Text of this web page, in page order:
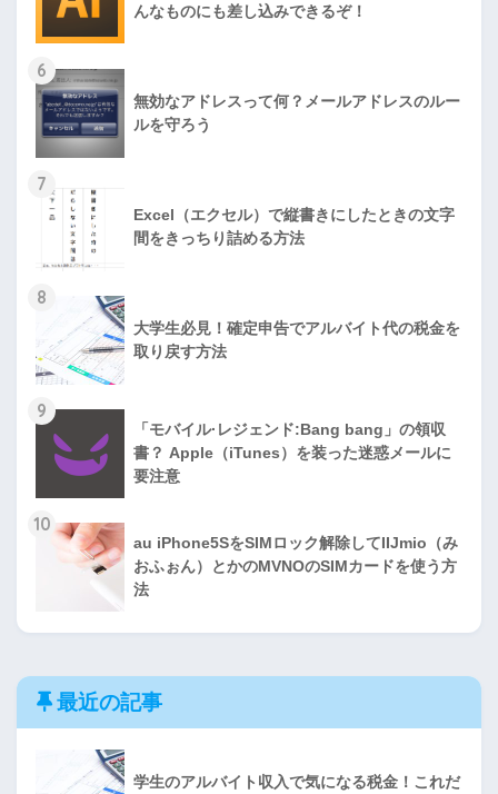
んなものにも差し込みできるぞ！
6
無効なアドレスって何？メールアドレスのルー
ルを守ろう
7
Excel（エクセル）で縦書きにしたときの文字
間をきっちり詰める方法
8
大学生必見！確定申告でアルバイト代の税金を
取り戻す方法
9
「モバイル·レジェンド:Bang bang」の領収
書？ Apple（iTunes）を装った迷惑メールに
要注意
10
au iPhone5SをSIMロック解除してIIJmio（み
おふぉん）とかのMVNOのSIMカードを使う方
法
最近の記事
学生のアルバイト収入で気になる税金！これだ